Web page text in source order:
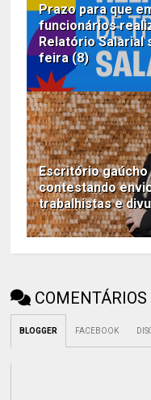
Prazo para que
funcionários
Relatório Salarial
feira (8)
Escritório
contestando
trabalhistas e
COMENTÁRIOS
BLOGGER FACEBOOK